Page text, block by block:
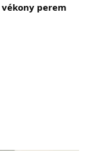
perem